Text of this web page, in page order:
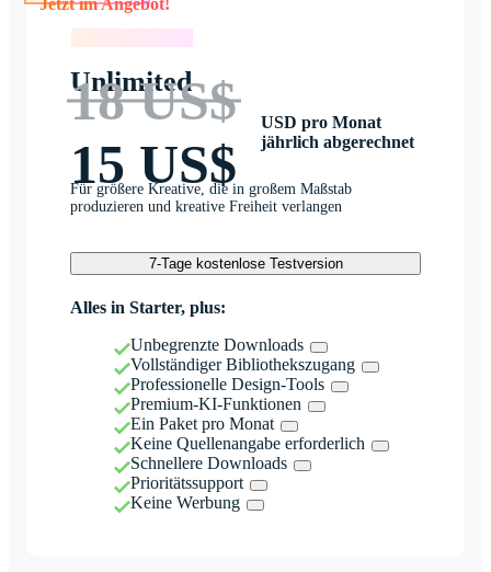
Unlimited
18 US$
15 US$
USD pro Monat
jährlich abgerechnet
Für größere Kreative, die in großem Maßstab
produzieren und kreative Freiheit verlangen
7-Tage kostenlose Testversion
Alles in Starter, plus:
Unbegrenzte Downloads
Vollständiger Bibliothekszugang
Professionelle Design-Tools
Premium-KI-Funktionen
Ein Paket pro Monat
Keine Quellenangabe erforderlich
Schnellere Downloads
Prioritätssupport
Keine Werbung